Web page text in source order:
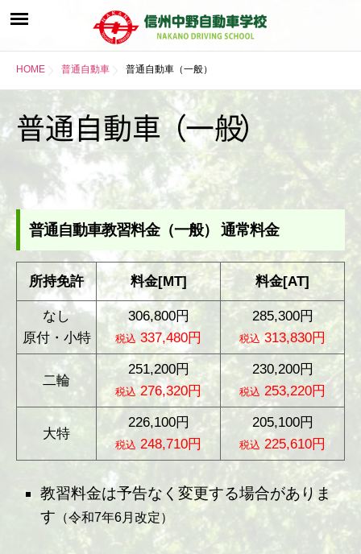
HOME 普通自動車 普通自動車（一般）
普通自動車（一般）
普通自動車教習料金（一般） 通常料金
所持免許 料金[MT] 料金[AT]
なし
原付・小特
306,800円
税込 337,480円
285,300円
税込 313,830円
二輪
251,200円
税込 276,320円
230,200円
税込 253,220円
大特
226,100円
税込 248,710円
205,100円
税込 225,610円
教習料金は予告なく変更する場合がありま
す （令和7年6月改定）